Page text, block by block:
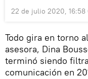
22 de julio 2020, 16:58
Todo gira en torno
asesora, Dina
terminó siendo
comunicación en